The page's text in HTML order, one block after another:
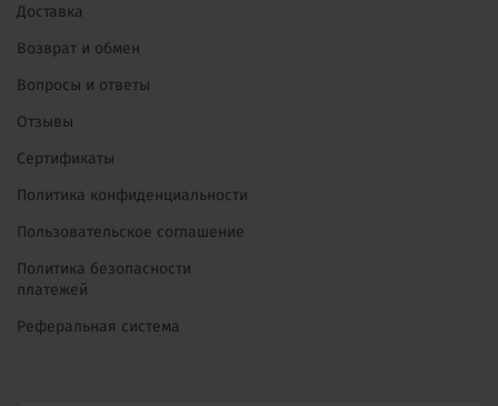
Доставка
Возврат и обмен
Вопросы и ответы
Отзывы
Сертификаты
Политика конфиденциальности
Пользовательское соглашение
Политика безопасности
платежей
Реферальная система